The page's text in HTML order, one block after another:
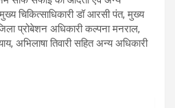
चिकित्साधिकारी डॉ आरसी पंत, मुख्य
प्रोबेशन अधिकारी कल्पना मनराल,
अभिलाषा तिवारी सहित अन्य अधिकारी